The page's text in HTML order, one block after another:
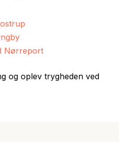
Nørreport
og oplev trygheden ved